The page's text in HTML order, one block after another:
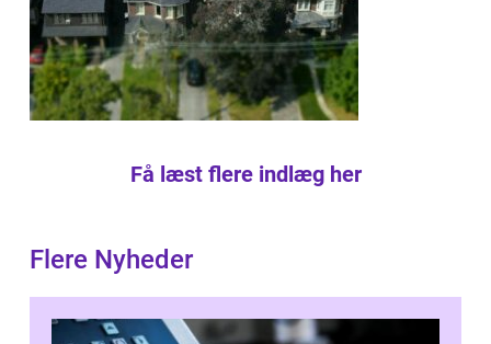
Få læst flere indlæg her
Flere Nyheder